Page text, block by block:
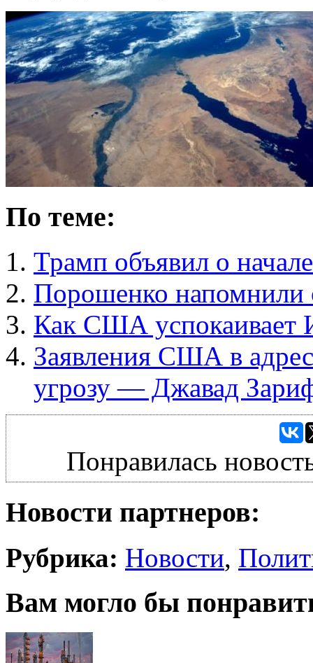
По теме:
Трамп объявил о
Порошенко
Как США успокаивает
Заявления США в
угрозу — Джавад
Понравилась
Новости партнеров:
Рубрика: Новости,
Вам могло бы